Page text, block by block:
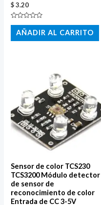
$3.20
Valorado
con
de
AÑADIR AL CARRITO
Sensor de color TCS230
TCS3200 Módulo detector
de sensor de
reconocimiento de color
Entrada de CC 3-5V